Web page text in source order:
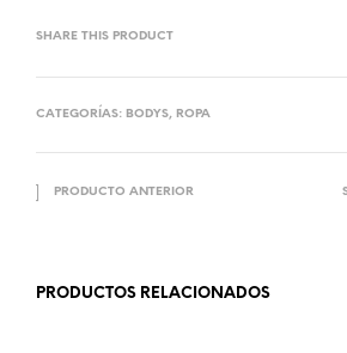
SHARE THIS PRODUCT
CATEGORÍAS: BODYS, ROPA
PRODUCTO ANTERIOR
PRODUCTOS RELACIONADOS